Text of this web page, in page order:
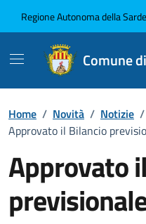
Regione Autonoma della
Comune
Home / Novità / Notizie /
Approvato il Bilancio
Approvato